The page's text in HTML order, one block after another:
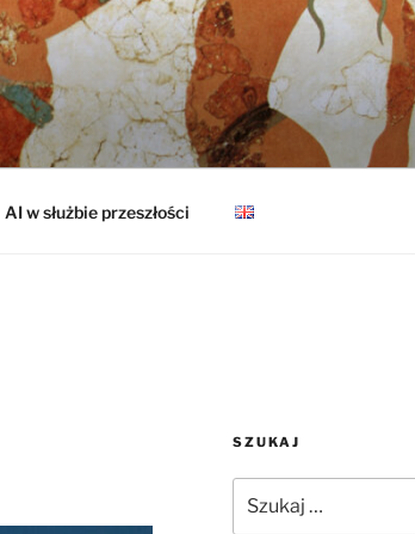
AI w służbie przeszłości
SZUKAJ